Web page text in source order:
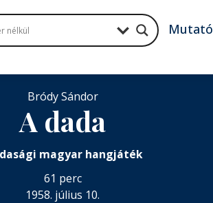
Bródy Sándor
A dada
magyar hangjáték
61 perc
1958. július 10.